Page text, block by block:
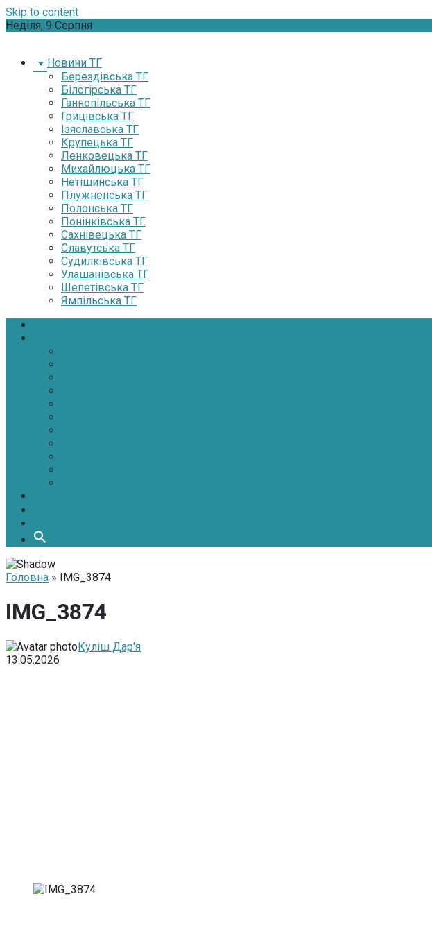
Skip to content
Неділя, 9 Серпня
Новини ТГ
Берездівська ТГ
Білогірська ТГ
Ганнопільська ТГ
Грицівська ТГ
Ізяславська ТГ
Крупецька ТГ
Ленковецька ТГ
Михайлюцька ТГ
Нетішинська ТГ
Плужненська ТГ
Полонська ТГ
Понінківська ТГ
Сахнівецька ТГ
Славутська ТГ
Судилківська ТГ
Улашанівська ТГ
Шепетівська ТГ
Ямпільська ТГ
Головна » IMG_3874
IMG_3874
Куліш Дар'я
13.05.2026